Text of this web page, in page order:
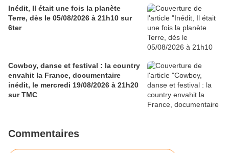
Inédit, Il était une fois la planète
Terre, dès le 05/08/2026 à 21h10 sur
6ter
Cowboy, danse et festival : la country
envahit la France, documentaire
inédit, le mercredi 19/08/2026 à 21h20
sur TMC
Commentaires